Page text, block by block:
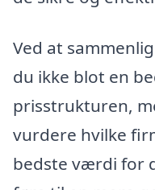
Ved at
du ikke blot en
prisstrukturen,
vurdere hvilke
bedste værdi for